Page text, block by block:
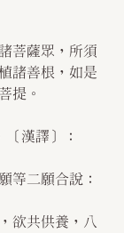
菩薩眾，所須
諸善根，如是
提。
〔漢譯〕：
等二願合說：
欲共供養，八